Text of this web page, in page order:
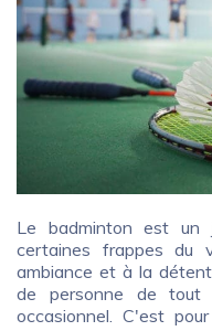
Le badminton est un
certaines frappes du
ambiance et à la
de personne de tout
occasionnel. C'est